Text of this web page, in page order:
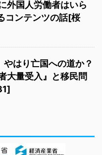
外国人労働者はいら
コンテンツの話[桜
はり亡国への道か？
大量受入』と移民問